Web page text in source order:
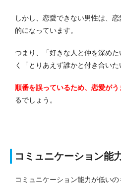
しかし、恋愛できない男性は、
的になっています。
つまり、「好きな人と仲を深め
く「とりあえず誰かと付き合いた
順番を誤っているため、恋愛が
るでしょう。
コミュニケーション能
コミュニケーション能力が低い